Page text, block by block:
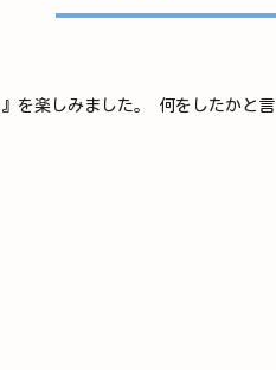
を楽しみました。 何をしたかと言